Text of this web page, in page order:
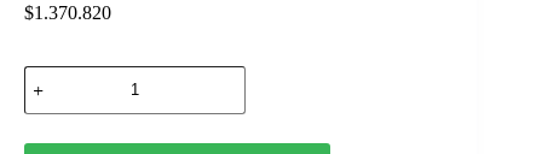
$1.370.820
POLTRONA
EDÉN
GIRATORIA